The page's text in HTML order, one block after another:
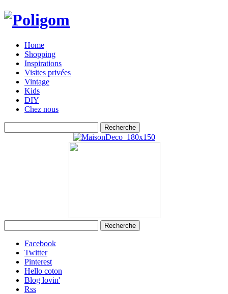
Home
Shopping
Inspirations
Visites privées
Vintage
Kids
DIY
Chez nous
Facebook
Twitter
Pinterest
Hello coton
Blog lovin'
Rss